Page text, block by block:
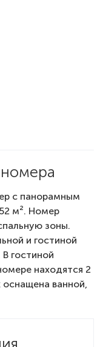
с панорамным
м². Номер
зоны.
и гостиной
гостиной
находятся 2
ванной,